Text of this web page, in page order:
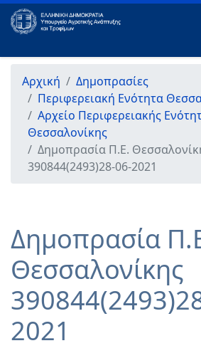
Αρχική
Δημοπρασίες
Περιφερειακή Ενότητα
Αρχείο Περιφερειακής
Θεσσαλονίκης
Δημοπρασία Π.Ε.
390844(2493)28-06-2021
Δημοπρασία
Θεσσαλονίκης
2021